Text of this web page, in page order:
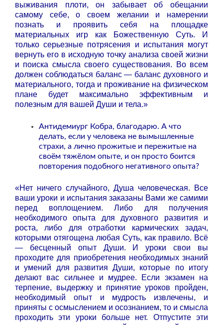
выживания плоти, он забывает об обещании
самому себе, о своем желании и намерении
познать и проявить себя на площадке
материальных игр как Божественную Суть. И
только серьезные потрясения и испытания могут
вернуть его в исходную точку анализа своей жизни
и поиска смысла своего существования. Во всем
должен соблюдаться баланс — баланс духовного и
материального, тогда и проживание на физическом
плане будет максимально эффективным и
полезным для вашей Души и тела.»
Антидемиург Кобра, благодарю. А что
делать, если у человека не вымышленные
страхи, а лично прожитые и пережитые на
своём тяжёлом опыте, и он просто боится
повторения подобного негативного опыта?
«Нет ничего случайного, Душа человеческая. Все
ваши уроки и испытания заказаны Вами же самими
перед воплощением. Либо для получения
необходимого опыта для духовного развития и
роста, либо для отработки кармических задач,
которыми отягощена любая Суть, как правило. Всё
— бесценный опыт Души. И уроки свои вы
проходите для приобретения необходимых знаний
и умений для развития Души, которые по итогу
делают вас сильнее и мудрее. Если экзамен на
терпение, выдержку и принятие уроков пройден,
необходимый опыт и мудрость извлечены, и
приняты с осмыслением и осознанием, то и смысла
проходить эти уроки больше нет. Отпустите эти